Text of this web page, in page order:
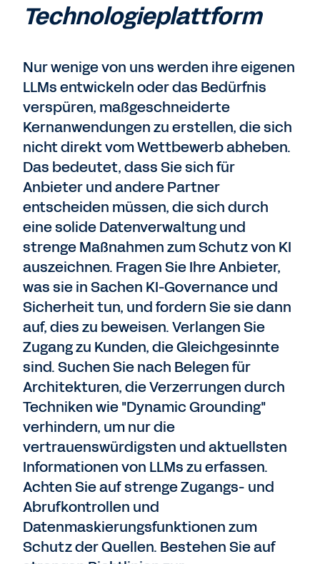
Technologieplattform
Nur wenige von uns werden ihre eigenen
LLMs entwickeln oder das Bedürfnis
verspüren, maßgeschneiderte
Kernanwendungen zu erstellen, die sich
nicht direkt vom Wettbewerb abheben.
Das bedeutet, dass Sie sich für
Anbieter und andere Partner
entscheiden müssen, die sich durch
eine solide Datenverwaltung und
strenge Maßnahmen zum Schutz von KI
auszeichnen. Fragen Sie Ihre Anbieter,
was sie in Sachen KI-Governance und
Sicherheit tun, und fordern Sie sie dann
auf, dies zu beweisen. Verlangen Sie
Zugang zu Kunden, die Gleichgesinnte
sind. Suchen Sie nach Belegen für
Architekturen, die Verzerrungen durch
Techniken wie "Dynamic Grounding"
verhindern, um nur die
vertrauenswürdigsten und aktuellsten
Informationen von LLMs zu erfassen.
Achten Sie auf strenge Zugangs- und
Abrufkontrollen und
Datenmaskierungsfunktionen zum
Schutz der Quellen. Bestehen Sie auf